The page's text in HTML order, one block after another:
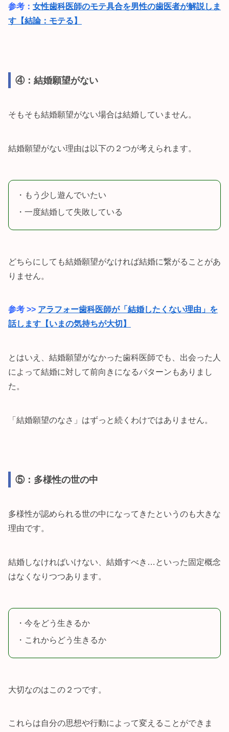
参考： 女性歯科医師のモテ具合を男性の歯医者が解説しま
す【結論：モテる】
④：結婚願望がない
そもそも結婚願望がない場合は結婚していません。
結婚願望がない理由は以下の２つが考えられます。
・もう少し遊んでいたい
・一度結婚して失敗している
どちらにしても結婚願望がなければ結婚に繋がることがあ
りません。
参考 >> アラフォー歯科医師が「結婚したくない理由」を
話します【いまの気持ちが大切】
とはいえ、結婚願望がなかった歯科医師でも、出会った人
によって結婚に対して前向きになるパターンもありまし
た。
「結婚願望のなさ」はずっと続くわけではありません。
⑤：多様性の世の中
多様性が認められる世の中になってきたというのも大きな
理由です。
結婚しなければいけない、結婚すべき…といった固定概念
はなくなりつつあります。
・今をどう生きるか
・これからどう生きるか
大切なのはこの２つです。
これらは自分の思想や行動によって変えることができま